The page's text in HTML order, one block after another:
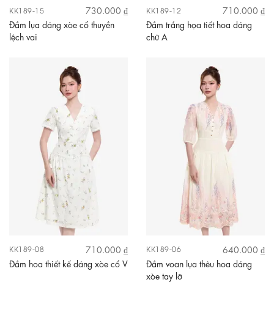
KK189-15
730.000 ₫
Đầm lụa dáng xòe cổ thuyền
lệch vai
KK189-12
710.000 ₫
Đầm trắng họa tiết hoa dáng
chữ A
KK189-08
710.000 ₫
Đầm hoa thiết kế dáng xòe cổ V
KK189-06
640.000 ₫
Đầm voan lụa thêu hoa dáng
xòe tay lỡ